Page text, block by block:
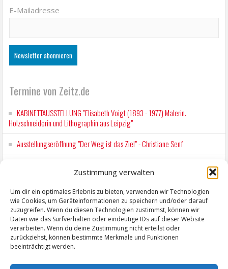
Zustimmung verwalten
Um dir ein optimales Erlebnis zu bieten, verwenden wir Technologien
wie Cookies, um Geräteinformationen zu speichern und/oder darauf
zuzugreifen. Wenn du diesen Technologien zustimmst, können wir
Daten wie das Surfverhalten oder eindeutige IDs auf dieser Website
verarbeiten. Wenn du deine Zustimmung nicht erteilst oder
zurückziehst, können bestimmte Merkmale und Funktionen
beeinträchtigt werden.
E-Mailadresse
Termine von Zeitz.de
KABINETTAUSSTELLUNG "Elisabeth Voigt (1893 - 1977) Malerin.
Holzschneiderin und Lithographin aus Leipzig"
Ausstellungseröffnung "Der Weg ist das Ziel" - Christiane Senf
Kunstfest Zeitz